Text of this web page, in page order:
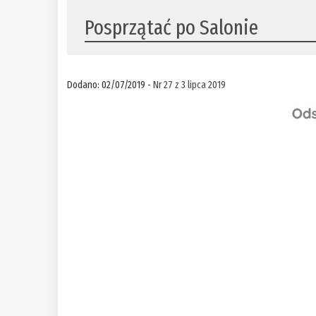
Posprzątać po Salonie
Dodano: 02/07/2019 -Nr 27 z 3 lipca 2019